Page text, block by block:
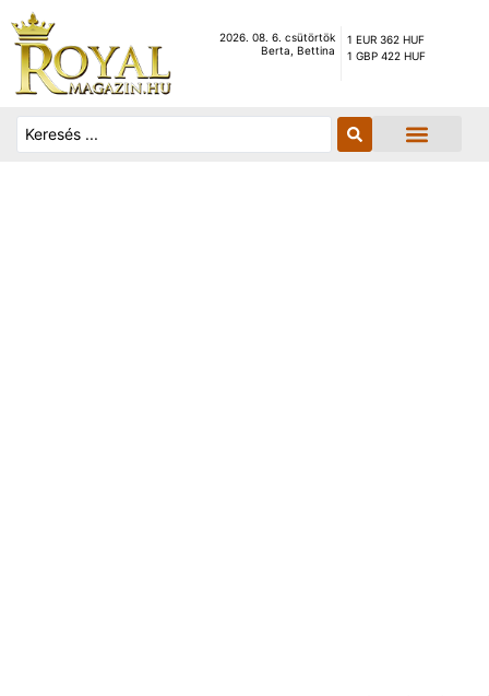
2026. 08. 6. csütörtök
Berta, Bettina
1 EUR 362 HUF
1 GBP 422 HUF